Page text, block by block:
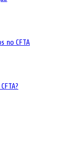
no CFTA